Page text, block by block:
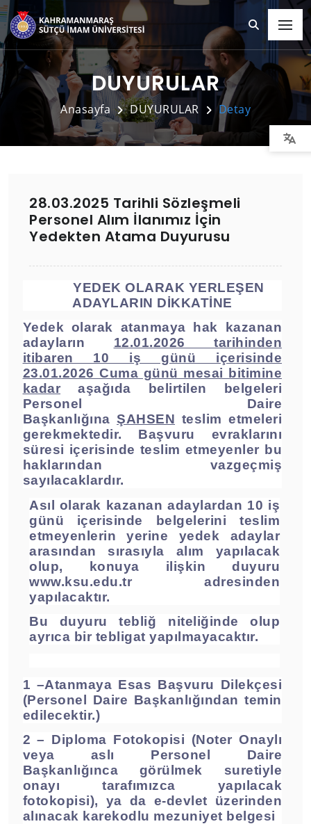
DUYURULAR
Anasayfa DUYURULAR Detay
28.03.2025 Tarihli Sözleşmeli
Personel Alım İlanımız İçin
Yedekten Atama Duyurusu
YEDEK OLARAK YERLEŞEN
ADAYLARIN DİKKATİNE
Yedek olarak atanmaya hak kazanan
adayların 12.01.2026 tarihinden
itibaren 10 iş günü içerisinde
23.01.2026 Cuma günü mesai bitimine
kadar aşağıda belirtilen belgeleri
Personel Daire
BaşkanlığınaŞAHSEN teslim etmeleri
gerekmektedir. Başvuru evraklarını
süresi içerisinde teslim etmeyenler bu
haklarından vazgeçmiş
sayılacaklardır.
Asıl olarak kazanan adaylardan 10 iş
günü içerisinde belgelerini teslim
etmeyenlerin yerine yedek adaylar
arasından sırasıyla alım yapılacak
olup, konuya ilişkin duyuru
www.ksu.edu.tr adresinden
yapılacaktır.
Bu duyuru tebliğ niteliğinde olup
ayrıca bir tebligat yapılmayacaktır.
1 –Atanmaya Esas Başvuru Dilekçesi
(Personel Daire Başkanlığından temin
edilecektir.)
2 – Diploma Fotokopisi (Noter Onaylı
veya aslı Personel Daire
Başkanlığınca görülmek suretiyle
onayı tarafımızca yapılacak
fotokopisi), ya da e-devlet üzerinden
alınacak karekodlu mezuniyet belgesi